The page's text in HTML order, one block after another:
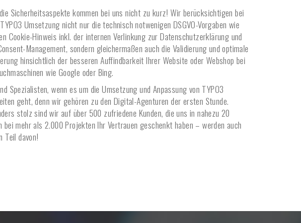
Sicherheitsaspekte kommen bei uns nicht zu kurz! Wir berücksichtigen bei
Umsetzung nicht nur die technisch notwenigen DSGVO-Vorgaben wie
Cookie-Hinweis inkl. der internen Verlinkung zur Datenschutzerklärung und
Management, sondern gleichermaßen auch die Validierung und optimale
hinsichtlich der besseren Auffindbarkeit Ihrer Website oder Webshop bei
wie Google oder Bing.
Spezialisten, wenn es um die Umsetzung und Anpassung von TYPO3
geht, denn wir gehören zu den Digital-Agenturen der ersten Stunde.
stolz sind wir auf über 500 zufriedene Kunden, die uns in nahezu 20
bei mehr als 2.000 Projekten Ihr Vertrauen geschenkt haben – werden auch
Teil davon!